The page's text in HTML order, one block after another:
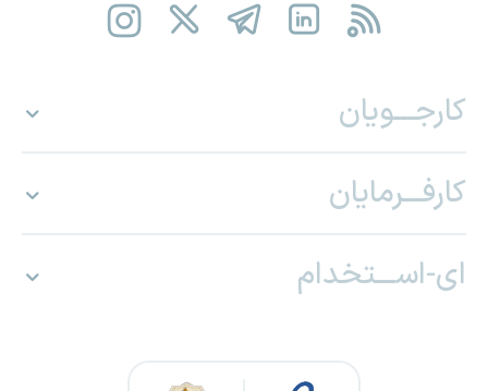
کارجـــویان
کارفـــرمایان
ای-اســـتخدام